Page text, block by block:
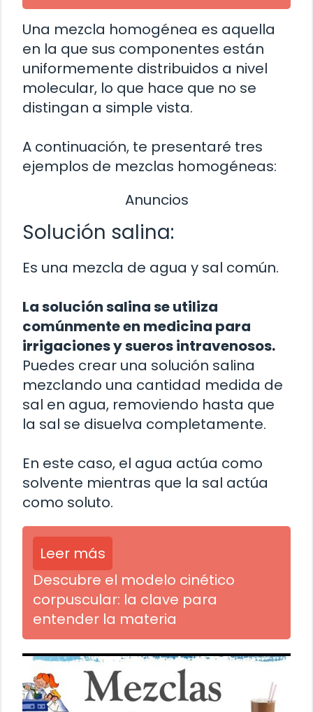
Una mezcla homogénea es aquella
en la que sus componentes están
uniformemente distribuidos a nivel
molecular, lo que hace que no se
distingan a simple vista.
A continuación, te presentaré tres
ejemplos de mezclas homogéneas:
Anuncios
Solución salina:
Es una mezcla de agua y sal común.
La solución salina se utiliza
comúnmente en medicina para
irrigaciones y sueros intravenosos.
Puedes crear una solución salina
mezclando una cantidad medida de
sal en agua, removiendo hasta que
la sal se disuelva completamente.
En este caso, el agua actúa como
solvente mientras que la sal actúa
como soluto.
Leer más
Descubre el modelo cinético
corpuscular: la clave para
entender la materia